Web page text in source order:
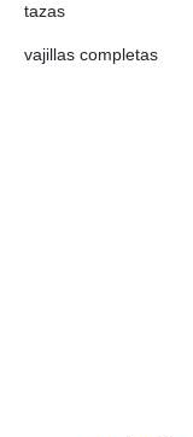
tazas
vajillas completas